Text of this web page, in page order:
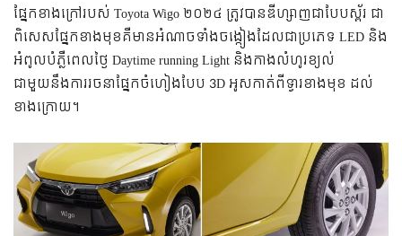
ផ្នែកខាងក្រៅរបស់ Toyota Wigo ២០២៤ ត្រូវបានឌីហ្សាញជាបែបស្ព័រ ជា
ពិសេសផ្នែកខាងមុខគឺមានអំណាចទាំងចង្កៀងដែលជាប្រភេទ LED និង
អំពូលបំភ្លឺពេលថ្ងៃ Daytime running Light និងកាងលំហូរខ្យល់
ជាមួយនឹងការរចនាផ្នែកចំហៀងបែប 3D អូសកាត់ពីទ្វារខាងមុខ ដល់
ខាងក្រោយ។